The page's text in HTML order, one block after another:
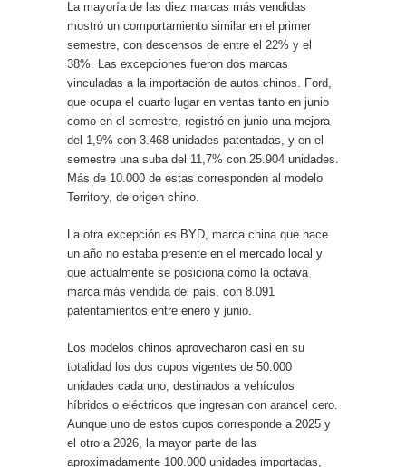
La mayoría de las diez marcas más vendidas
mostró un comportamiento similar en el primer
semestre, con descensos de entre el 22% y el
38%. Las excepciones fueron dos marcas
vinculadas a la importación de autos chinos. Ford,
que ocupa el cuarto lugar en ventas tanto en junio
como en el semestre, registró en junio una mejora
del 1,9% con 3.468 unidades patentadas, y en el
semestre una suba del 11,7% con 25.904 unidades.
Más de 10.000 de estas corresponden al modelo
Territory, de origen chino.
La otra excepción es BYD, marca china que hace
un año no estaba presente en el mercado local y
que actualmente se posiciona como la octava
marca más vendida del país, con 8.091
patentamientos entre enero y junio.
Los modelos chinos aprovecharon casi en su
totalidad los dos cupos vigentes de 50.000
unidades cada uno, destinados a vehículos
híbridos o eléctricos que ingresan con arancel cero.
Aunque uno de estos cupos corresponde a 2025 y
el otro a 2026, la mayor parte de las
aproximadamente 100.000 unidades importadas,